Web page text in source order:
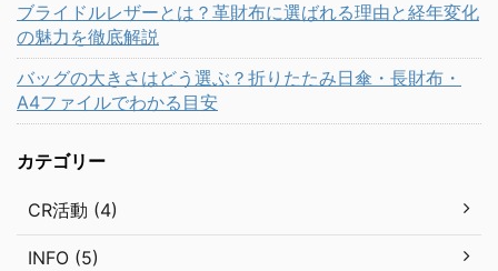
ブライドルレザーとは？革財布に選ばれる理由と経年変化
の魅力を徹底解説
バッグの大きさはどう選ぶ？折りたたみ日傘・長財布・
A4ファイルでわかる目安
カテゴリー
CR活動 (4)
INFO (5)